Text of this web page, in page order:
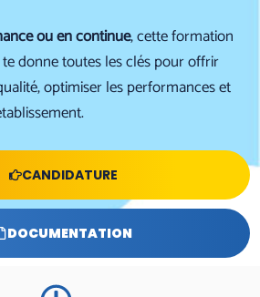
ou en continue, cette formation
donne toutes les clés pour offrir
optimiser les performances et
CANDIDATURE
DOCUMENTATION